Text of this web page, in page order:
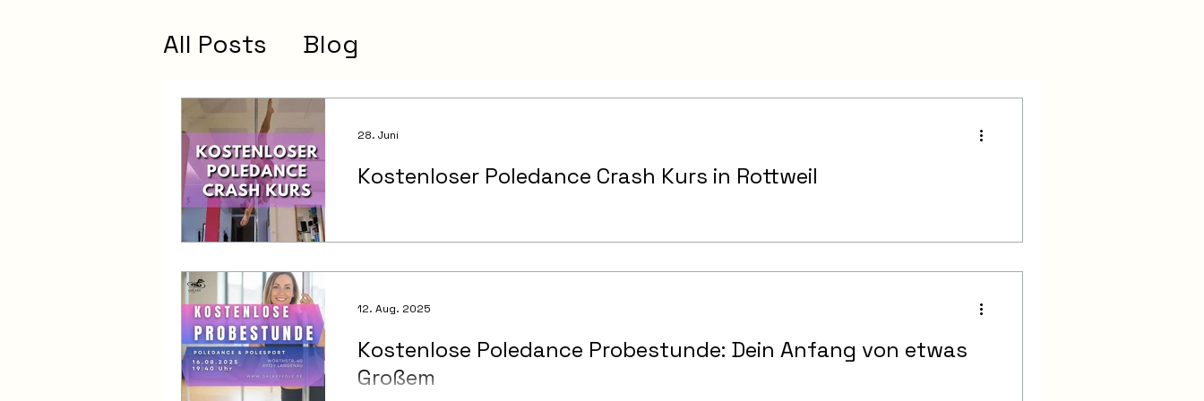
All Posts Blog
Kostenloser Poledance Crash Kurs in Rottweil
28. Juni
Kostenlose Poledance Probestunde: Dein Anfang von etwas
Großem
12. Aug. 2025